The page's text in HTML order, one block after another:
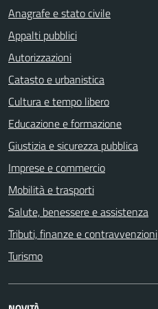
Anagrafe e stato civile
Appalti pubblici
Autorizzazioni
Catasto e urbanistica
Cultura e tempo libero
Educazione e formazione
Giustizia e sicurezza pubblica
Imprese e commercio
Mobilità e trasporti
Salute, benessere e assistenza
Tributi, finanze e contravvenzioni
Turismo